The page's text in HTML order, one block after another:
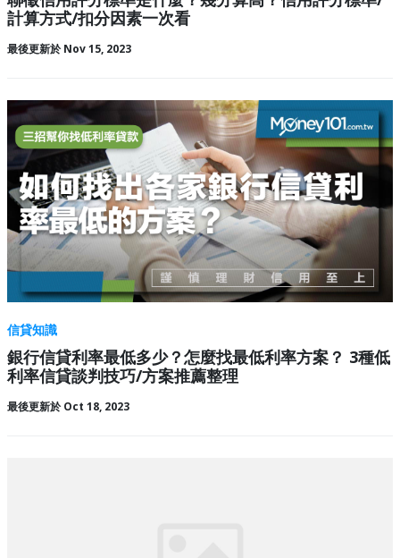
計算方式/扣分因素一次看
最後更新於 Nov 15, 2023
信貸知識
銀行信貸利率最低多少？怎麼找最低利率方案？ 3種低
利率信貸談判技巧/方案推薦整理
最後更新於 Oct 18, 2023